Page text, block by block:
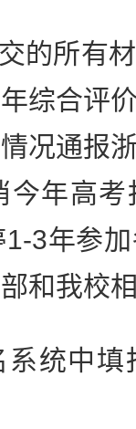
所有材
综合评
况通报
今年高
3年参
和我校
统中填